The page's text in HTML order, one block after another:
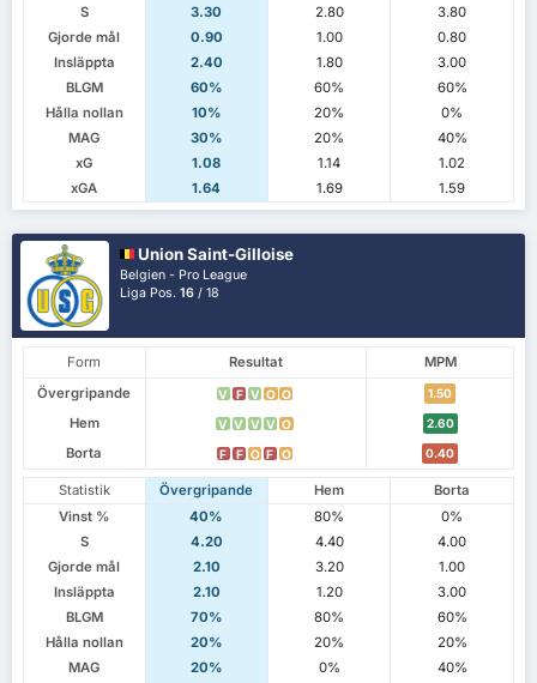
S
3.30 2.80
3.80
Gjorde mål
0.90 1.00
0.80
Insläppta
2.40 1.80
3.00
BLGM
60% 60%
60%
Hålla nollan
10% 20%
0%
MAG
30% 20%
40%
xG
1.08 1.14
1.02
xGA
1.64 1.69 1.59
Union Saint-Gilloise
Belgien - Pro League
Liga Pos.16 / 18
Form Resultat
MPM
Övergripande
V F V O O 1.50
Hem V V V V O 2.60
Borta F F O F O 0.40
Statistik Övergripande Hem
Borta
Vinst %
40% 80%
0%
S
4.20 4.40
4.00
Gjorde mål
2.10 3.20
1.00
Insläppta
2.10 1.20
3.00
BLGM
70% 80%
60%
Hålla nollan
20% 20%
20%
MAG
20% 0%
40%